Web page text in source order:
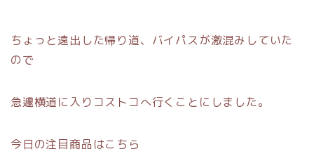
ちょっと遠出した帰り道、バイパスが激混みしていた
ので
急遽横道に入りコストコへ行くことにしました。
今日の注目商品はこちら